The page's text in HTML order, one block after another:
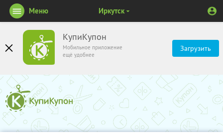
КупиКупон
Мобильное приложение
ещё удобнее
Загрузить
Меню Иркутск